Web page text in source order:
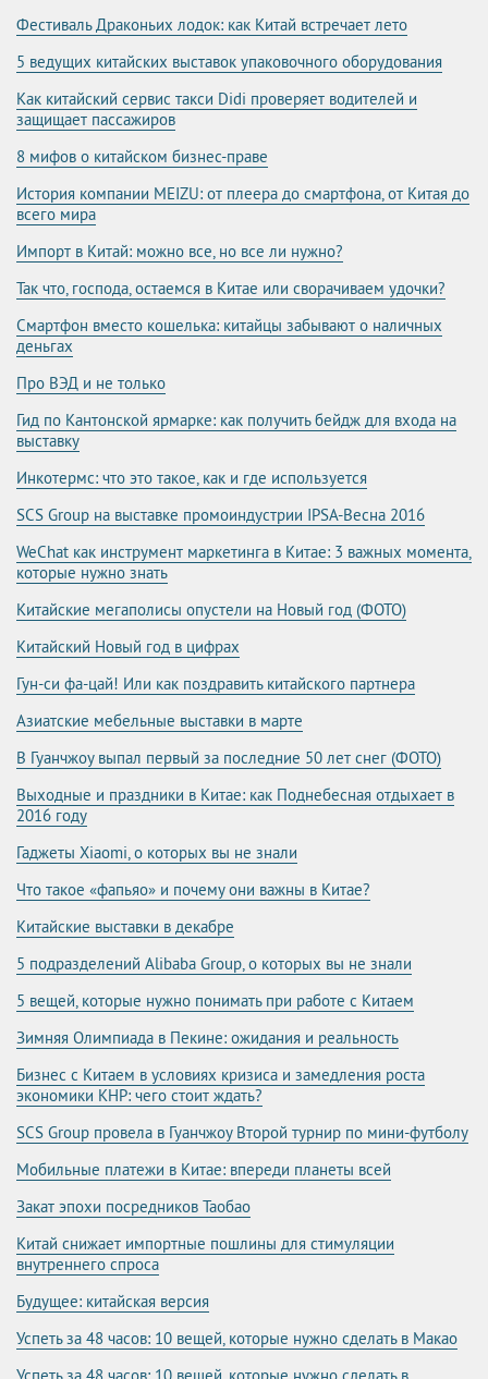
Фестиваль Драконьих лодок: как Китай встречает лето
5 ведущих китайских выставок упаковочного оборудования
Как китайский сервис такси Didi проверяет водителей и
защищает пассажиров
8 мифов о китайском бизнес-праве
История компании MEIZU: от плеера до смартфона, от Китая до
всего мира
Импорт в Китай: можно все, но все ли нужно?
Так что, господа, остаемся в Китае или сворачиваем удочки?
Смартфон вместо кошелька: китайцы забывают о наличных
деньгах
Про ВЭД и не только
Гид по Кантонской ярмарке: как получить бейдж для входа на
выставку
Инкотермс: что это такое, как и где используется
SCS Group на выставке промоиндустрии IPSA-Весна 2016
WeChat как инструмент маркетинга в Китае: 3 важных момента,
которые нужно знать
Китайские мегаполисы опустели на Новый год (ФОТО)
Китайский Новый год в цифрах
Гун-си фа-цай! Или как поздравить китайского партнера
Азиатские мебельные выставки в марте
В Гуанчжоу выпал первый за последние 50 лет снег (ФОТО)
Выходные и праздники в Китае: как Поднебесная отдыхает в
2016 году
Гаджеты Xiaomi, о которых вы не знали
Что такое «фапьяо» и почему они важны в Китае?
Китайские выставки в декабре
5 подразделений Alibaba Group, о которых вы не знали
5 вещей, которые нужно понимать при работе с Китаем
Зимняя Олимпиада в Пекине: ожидания и реальность
Бизнес с Китаем в условиях кризиса и замедления роста
экономики КНР: чего стоит ждать?
SCS Group провела в Гуанчжоу Второй турнир по мини-футболу
Мобильные платежи в Китае: впереди планеты всей
Закат эпохи посредников Таобао
Китай снижает импортные пошлины для стимуляции
внутреннего спроса
Будущее: китайская версия
Успеть за 48 часов: 10 вещей, которые нужно сделать в Макао